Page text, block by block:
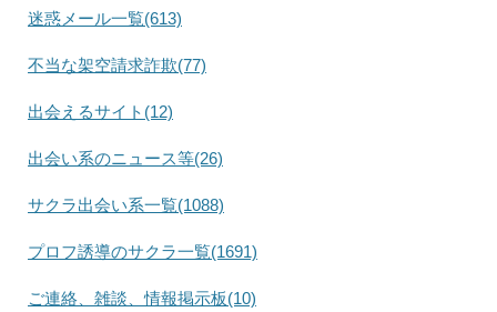
迷惑メール一覧(613)
不当な架空請求詐欺(77)
出会えるサイト(12)
出会い系のニュース等(26)
サクラ出会い系一覧(1088)
プロフ誘導のサクラ一覧(1691)
ご連絡、雑談、情報掲示板(10)